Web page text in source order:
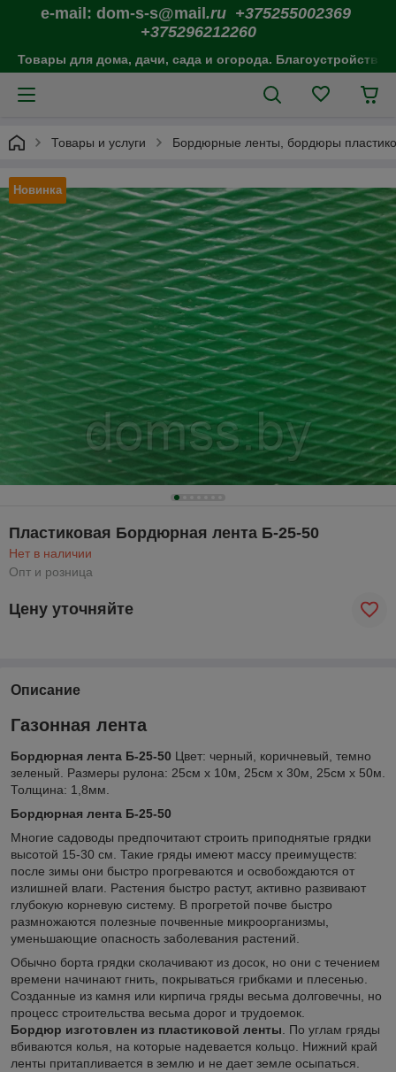
e-mail: dom-s-s@mail .ru +375255002369
+375296212260
Товары для дома, дачи, сада и огорода. Благоустройство
Товары и услуги Бордюрные ленты, бордюры
Новинка
Пластиковая Бордюрная лента Б-25-50
Нет в наличии
Опт и розница
Цену уточняйте
Описание
Газонная лента
Бордюрная лента Б-25-50 Цвет: черный, коричневый, темно
зеленый. Размеры рулона: 25см х 10м, 25см х 30м, 25см х 50м.
Толщина: 1,8мм.
Бордюрная лента Б-25-50
Многие садоводы предпочитают строить приподнятые грядки
высотой 15-30 см. Такие гряды имеют массу преимуществ:
после зимы они быстро прогреваются и освобождаются от
излишней влаги. Растения быстро растут, активно развивают
глубокую корневую систему. В прогретой почве быстро
размножаются полезные почвенные микроорганизмы,
уменьшающие опасность заболевания растений.
Обычно борта грядки сколачивают из досок, но они с течением
времени начинают гнить, покрываться грибками и плесенью.
Созданные из камня или кирпича гряды весьма долговечны, но
процесс строительства весьма дорог и трудоемок.
Бордюр изготовлен из пластиковой ленты. По углам гряды
вбиваются колья, на которые надевается кольцо. Нижний край
ленты притапливается в землю и не дает земле осыпаться.